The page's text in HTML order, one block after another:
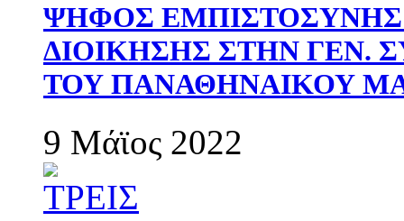
ΨΗΦΟΣ
ΔΙΟΙΚΗΣΗΣ ΣΤΗΝ ΓΕΝ.
ΤΟΥ ΠΑΝΑΘΗΝΑΙΚΟΥ
9 Μάϊος 2022